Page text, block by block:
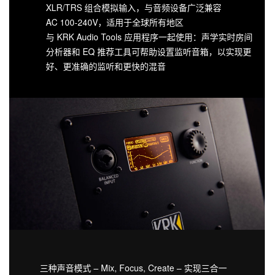
XLR/TRS 组合模拟输入，与音频设备广泛兼容
AC 100-240V，适用于全球所有地区
与 KRK Audio Tools 应用程序一起使用：声学实时房间
分析器和 EQ 推荐工具可帮助设置监听音箱，以实现更
好、更准确的监听和更快的混音
三种声音模式 – Mix, Focus, Create – 实现三合一